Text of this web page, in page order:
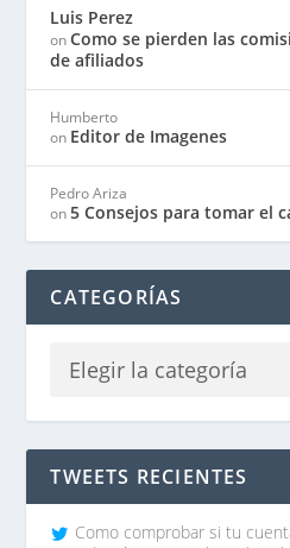
Luis Perez
onComo se pierden las
de afiliados
Humberto
on Editor de Imagenes
Pedro Ariza
on5 Consejos para tomar el
CATEGORÍAS
TWEETS RECIENTES
Como comprobar si tu